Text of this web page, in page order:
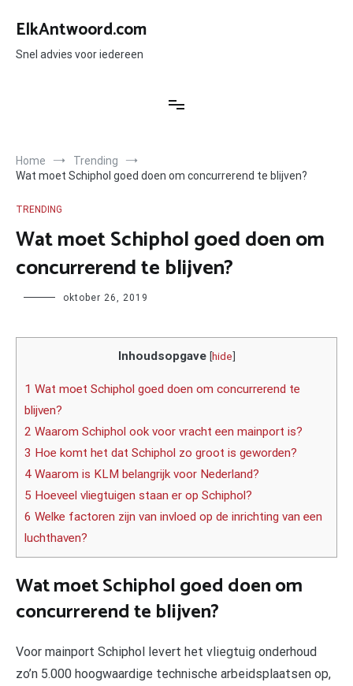
naar
inhoud
ElkAntwoord.com
Snel advies voor iedereen
Home
Trending
Wat moet Schiphol goed doen om concurrerend te blijven?
TRENDING
Wat moet Schiphol goed doen om
concurrerend te blijven?
Author oktober 26, 2019
Inhoudsopgave [hide]
1 Wat moet Schiphol goed doen om concurrerend te
blijven?
2 Waarom Schiphol ook voor vracht een mainport is?
3 Hoe komt het dat Schiphol zo groot is geworden?
4 Waarom is KLM belangrijk voor Nederland?
5 Hoeveel vliegtuigen staan er op Schiphol?
6 Welke factoren zijn van invloed op de inrichting van een
luchthaven?
Wat moet Schiphol goed doen om
concurrerend te blijven?
Voor mainport Schiphol levert het vliegtuig onderhoud
zo’n 5.000 hoogwaardige technische arbeidsplaatsen op,